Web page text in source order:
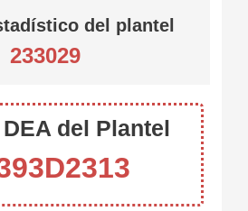
del plantel
233029
del Plantel